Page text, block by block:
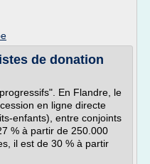
de donation
En Flandre, le
en ligne directe
enfants), entre conjoints
% à partir de 250.000
il est de 30 % à partir